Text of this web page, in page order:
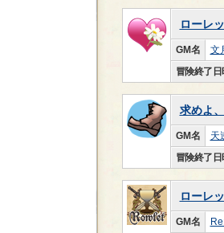
ローレ
GM名 文
冒険終了日
求めよ
GM名 天
冒険終了日
ローレ
GM名